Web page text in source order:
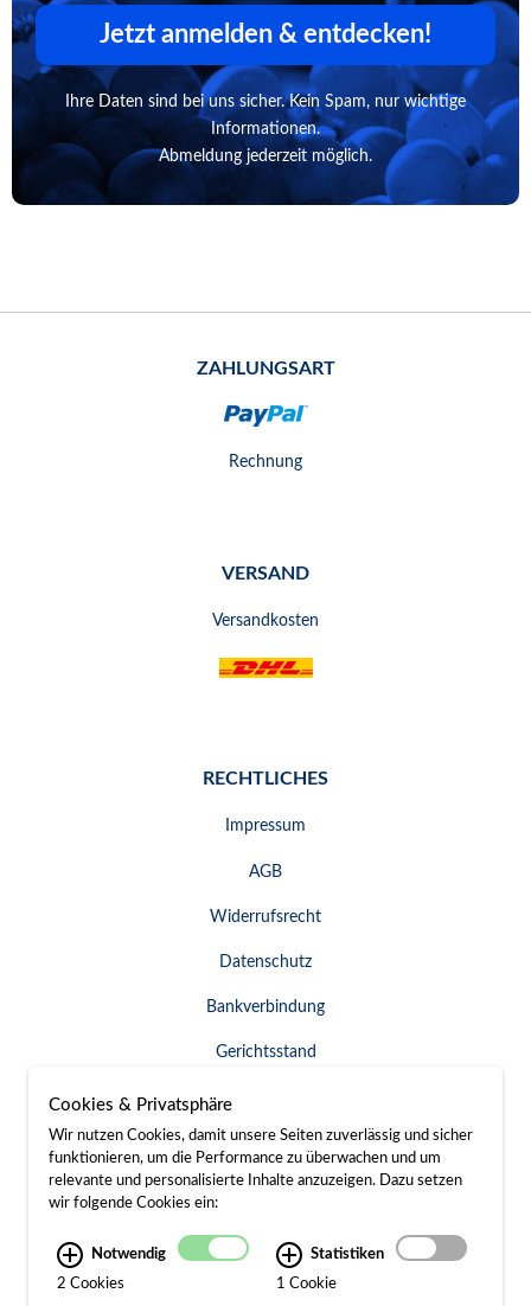
Jetzt anmelden & entdecken!
Ihre Daten sind bei uns sicher. Kein Spam, nur wichtige
Informationen.
Abmeldung jederzeit möglich.
ZAHLUNGSART
Rechnung
VERSAND
Versandkosten
RECHTLICHES
Impressum
AGB
Widerrufsrecht
Datenschutz
Bankverbindung
Gerichtsstand
Widerruf erklären
SERVICE & KONTAKT
Besuch / Anfahrt
Kontakt
Cookies & Privatsphäre
Wir nutzen Cookies, damit unsere Seiten zuverlässig und sicher
funktionieren, um die Performance zu überwachen und um
relevante und personalisierte Inhalte anzuzeigen. Dazu setzen
wir folgende Cookies ein:
Notwendig
2 Cookies
Statistiken
1 Cookie